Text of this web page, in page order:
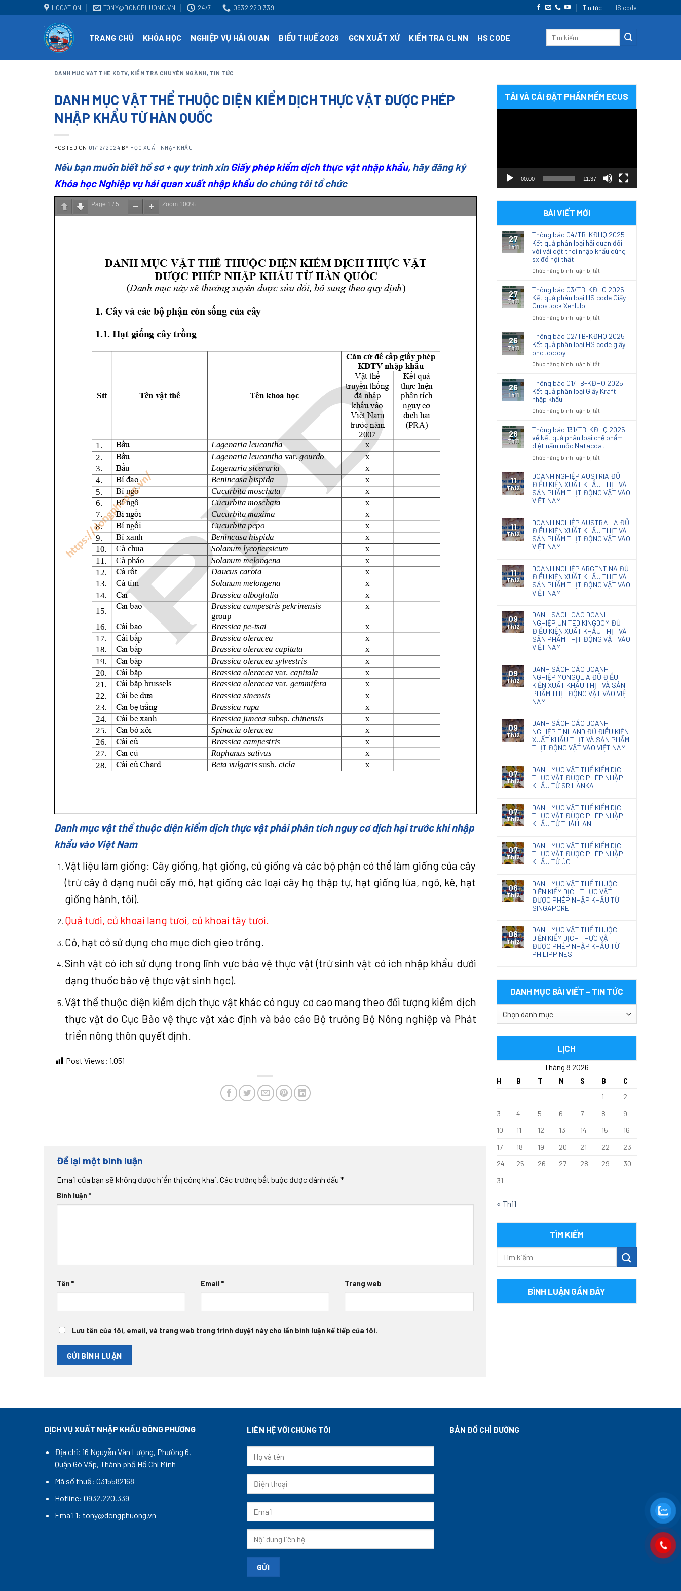
to
LOCATION TONY@DONGPHUONG.VN 24/7 0932.220.339 Tin tức HS code
TRANG CHỦ KHÓA HỌC NGHIỆP VỤ HẢI QUAN BIỂU THUẾ 2026 GCN XUẤT XỨ KIỂM TRA CLNN HS CODE
DANH MUC VAT THE KDTV, KIỂM TRA CHUYÊN NGÀNH, TIN TỨC
DANH MỤC VẬT THỂ THUỘC DIỆN KIỂM DỊCH THỰC VẬT ĐƯỢC PHÉP
NHẬP KHẨU TỪ HÀN QUỐC
POSTED ON 01/12/2024 BY HỌC XUẤT NHẬP KHẨU
Nếu bạn muốn biết hồ sơ + quy trình xin Giấy phép kiểm dịch thực vật nhập khẩu, hãy đăng ký
Khóa học Nghiệp vụ hải quan xuất nhập khẩudo chúng tôi tổ chức
Page 1 / 5 Zoom 100%
Danh mục vật thể thuộc diện kiểm dịch thực vật phải phân tích nguy cơ dịch hại trước khi nhập
khẩu vào Việt Nam
Vật liệu làm giống: Cây giống, hạt giống, củ giống và các bộ phận có thể làm giống của cây
(trừ cây ở dạng nuôi cấy mô, hạt giống các loại cây họ thập tự, hạt giống lúa, ngô, kê, hạt
giống hành, tỏi).
Quả tươi, củ khoai lang tươi, củ khoai tây tươi.
Cỏ, hạt cỏ sử dụng cho mục đích gieo trồng.
Sinh vật có ích sử dụng trong lĩnh vực bảo vệ thực vật (trừ sinh vật có ích nhập khẩu dưới
dạng thuốc bảo vệ thực vật sinh học).
Vật thể thuộc diện kiểm dịch thực vật khác có nguy cơ cao mang theo đối tượng kiểm dịch
thực vật do Cục Bảo vệ thực vật xác định và báo cáo Bộ trưởng Bộ Nông nghiệp và Phát
triển nông thôn quyết định.
Post Views: 1.051
Để lại một bình luận
Email của bạn sẽ không được hiển thị công khai. Các trường bắt buộc được đánh dấu *
Bình luận *
Tên * Email* Trang web
Lưu tên của tôi, email, và trang web trong trình duyệt này cho lần bình luận kế tiếp của tôi.
TẢI VÀ CÁI ĐẶT PHẦN MỀM ECUS
00:00 11:37
BÀI VIẾT MỚI
27
Th11
Thông báo 04/TB-KĐHQ 2025
Kết quả phân loại hải quan đối
với vải dệt thoi nhập khẩu dùng
sx đồ nội thất
Chức năng bình luận bị tắtở
báo
04/TB-
phân
loại
quan
với
vải
dùng
sx
nội
27
Th11
Thông báo 03/TB-KĐHQ 2025
Kết quả phân loại HS code Giấy
Cupstock Xenlulo
Chức năng bình luận bị tắtở
báo
03/TB-
phân
loại
code
Cupstock
Xenlulo
26
Th11
Thông báo 02/TB-KĐHQ 2025
Kết quả phân loại HS code giấy
photocopy
Chức năng bình luận bị tắtở
báo
02/TB-
phân
loại
HS
code
photocopy
26
Th11
Thông báo 01/TB-KĐHQ 2025
Kết quả phân loại Giấy Kraft
nhập khẩu
Chức năng bình luận bị tắtở
báo
01/TB-
KĐHQ
phân
loại
Giấy
khẩu
26
Th11
Thông báo 131/TB-KĐHQ 2025
về kết quả phân loại chế phẩm
diệt nấm mốc Natacoat
Chức năng bình luận bị tắtở
báo
131/TB-
KĐHQ
quả
phân
loại
diệt
nấm
mốc
11
Th12
DOANH NGHIỆP AUSTRIA ĐỦ
ĐIỀU KIỆN XUẤT KHẨU THỊT VÀ
SẢN PHẨM THỊT ĐỘNG VẬT VÀO
VIỆT NAM
11
Th12
DOANH NGHIỆP AUSTRALIA ĐỦ
ĐIỀU KIỆN XUẤT KHẨU THỊT VÀ
SẢN PHẨM THỊT ĐỘNG VẬT VÀO
VIỆT NAM
11
Th12
DOANH NGHIỆP ARGENTINA ĐỦ
ĐIỀU KIỆN XUẤT KHẨU THỊT VÀ
SẢN PHẨM THỊT ĐỘNG VẬT VÀO
VIỆT NAM
09
Th12
DANH SÁCH CÁC DOANH
NGHIỆP UNITED KINGDOM ĐỦ
ĐIỀU KIỆN XUẤT KHẨU THỊT VÀ
SẢN PHẨM THỊT ĐỘNG VẬT VÀO
VIỆT NAM
09
Th12
DANH SÁCH CÁC DOANH
NGHIỆP MONGOLIA ĐỦ ĐIỀU
KIỆN XUẤT KHẨU THỊT VÀ SẢN
PHẨM THỊT ĐỘNG VẬT VÀO VIỆT
NAM
09
Th12
DANH SÁCH CÁC DOANH
NGHIỆP FINLAND ĐỦ ĐIỀU KIỆN
XUẤT KHẨU THỊT VÀ SẢN PHẨM
THỊT ĐỘNG VẬT VÀO VIỆT NAM
07
Th12
DANH MỤC VẬT THỂ KIỂM DỊCH
THỰC VẬT ĐƯỢC PHÉP NHẬP
KHẨU TỪ SRILANKA
07
Th12
DANH MỤC VẬT THỂ KIỂM DỊCH
THỰC VẬT ĐƯỢC PHÉP NHẬP
KHẨU TỪ THÁI LAN
07
Th12
DANH MỤC VẬT THỂ KIỂM DỊCH
THỰC VẬT ĐƯỢC PHÉP NHẬP
KHẨU TỪ ÚC
06
Th12
DANH MỤC VẬT THỂ THUỘC
DIỆN KIỂM DỊCH THỰC VẬT
ĐƯỢC PHÉP NHẬP KHẨU TỪ
SINGAPORE
06
Th12
DANH MỤC VẬT THỂ THUỘC
DIỆN KIỂM DỊCH THỰC VẬT
ĐƯỢC PHÉP NHẬP KHẨU TỪ
PHILIPPINES
DANH MỤC BÀI VIẾT – TIN TỨC
TỨC
LỊCH
Tháng 8 2026
H B T N S B
C
1
2
3
4 5 6 7 8
9
10
11 12 13 14 15
16
17
18 19 20 21 22
23
24
25 26 27 28 29
30
31
« Th11
TÌM KIẾM
BÌNH LUẬN GẦN ĐÂY
DỊCH VỤ XUẤT NHẬP KHẨU ĐÔNG PHƯƠNG
Địa chỉ: 16 Nguyễn Văn Lượng, Phường 6,
Quận Gò Vấp, Thành phố Hồ Chí Minh
Mã số thuế: 0315582168
Hotline: 0932.220.339
Email 1: tony@dongphuong.vn
LIÊN HỆ VỚI CHÚNG TÔI BẢN ĐỒ CHỈ ĐƯỜNG